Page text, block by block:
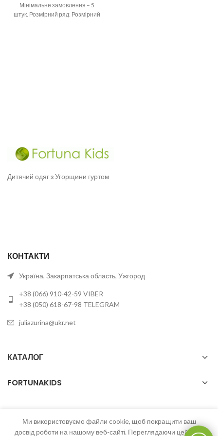
Мінімальне замовлення – 5
штук. Розмірний ряд: Розмірний
Дитячий одяг з Угорщини гуртом
КОНТАКТИ
Україна, Закарпатська область, Ужгород
+38 (066) 910-42-59 VIBER
+38 (050) 618-67-98 TELEGRAM
juliazurina@ukr.net
КАТАЛОГ
FORTUNAKIDS
2023 FortunaKids Всі права захищені.
Ми використовуємо файли cookie, щоб покращити ваш
досвід роботи на нашому веб-сайті. Переглядаючи цей веб-